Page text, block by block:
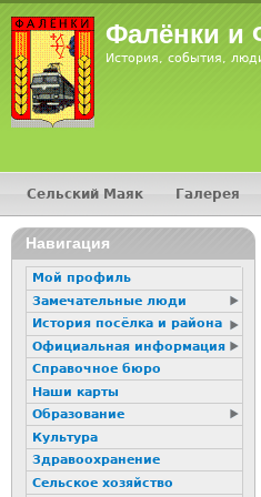
Фалёнки и
История, события,
Главное меню
Сельский Маяк Галерея
16+
Навигация
Мой профиль
Замечательные люди
История посёлка и района
Официальная информация
Справочное бюро
Наши карты
Образование
Культура
Здравоохранение
Сельское хозяйство